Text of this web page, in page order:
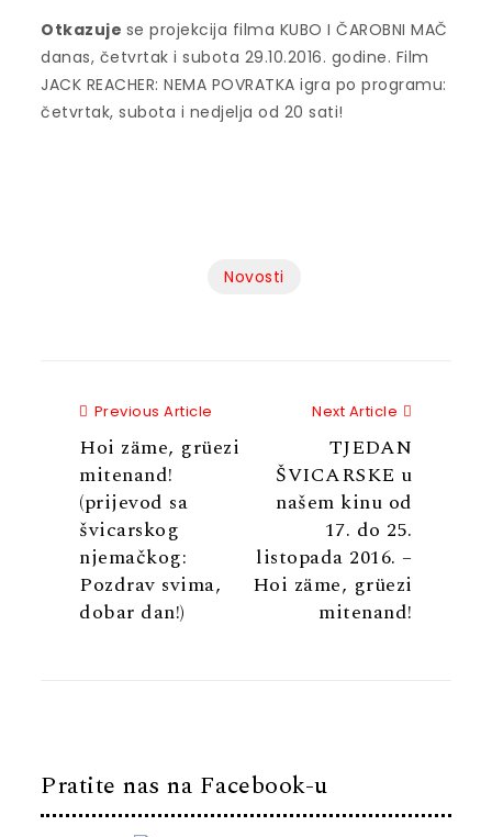
Otkazuje se projekcija filma KUBO I ČAROBNI MAČ
danas, četvrtak i subota 29.10.2016. godine. Film
JACK REACHER: NEMA POVRATKA igra po programu:
četvrtak, subota i nedjelja od 20 sati!
Novosti
Previous Article Previous Article
Hoi zäme, grüezi
mitenand!
(prijevod sa
švicarskog
njemačkog:
Pozdrav svima,
dobar dan!)
Next Article
TJEDAN
ŠVICARSKE u
našem kinu od
17. do 25.
listopada 2016. –
Hoi zäme, grüezi
mitenand!
Pratite nas na Facebook-u